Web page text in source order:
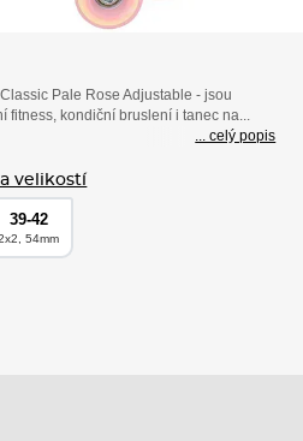
Pale Rose Adjustable - jsou
fitness, kondiční bruslení i tanec na...
... celý popis
velikostí
39-42
54mm